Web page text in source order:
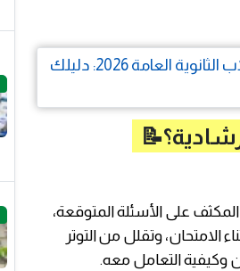
على الأسئلة المتوقعة،
الامتحان، وتقلل من التوتر
وكيفية التعامل معه.